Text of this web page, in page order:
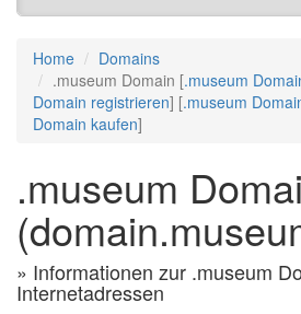
Home
Domains
.museum Domain [.museum
Domain registrieren] [.museum
Domain kaufen]
.museum
» Informationen zur .museum
Internetadressen